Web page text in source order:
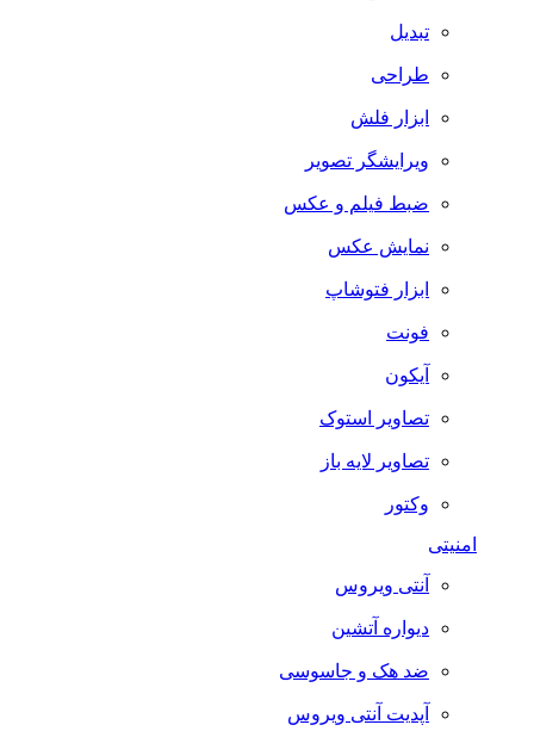
تبدیل
طراحی
ابزار فلش
ویرایشگر تصویر
ضبط فيلم و عكس
نمایش عکس
ابزار فتوشاپ
فونت
آیکون
تصاویر استوک
تصاویر لایه باز
وکتور
امنیتی
آنتی ویروس
دیواره آتشین
ضد هک و جاسوسی
آپدیت آنتی ویروس